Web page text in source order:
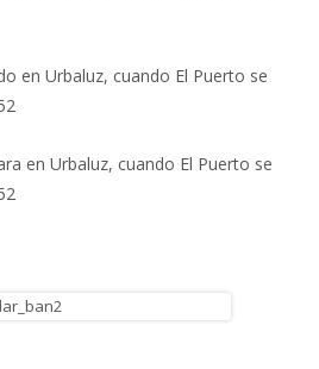
en Urbaluz, cuando El Puerto se
en Urbaluz, cuando El Puerto se